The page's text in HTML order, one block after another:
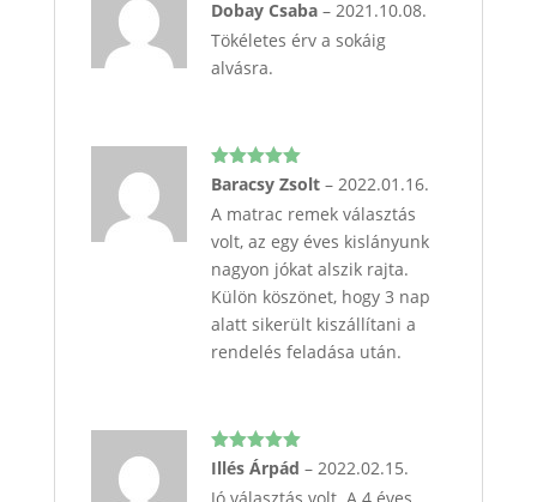
Értékelés:
Dobay Csaba – 2021.10.08.
Tökéletes érv a sokáig
alvásra.
Értékelés:
Baracsy Zsolt – 2022.01.16.
A matrac remek választás
volt, az egy éves kislányunk
nagyon jókat alszik rajta.
Külön köszönet, hogy 3 nap
alatt sikerült kiszállítani a
rendelés feladása után.
Értékelés:
Illés Árpád – 2022.02.15.